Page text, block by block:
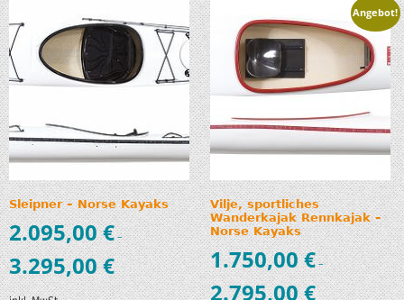
Sleipner – Norse Kayaks
2.095,00€–
3.295,00€
Angebot!
Vilje, sportliches
Wanderkajak Rennkajak –
Norse Kayaks
1.750,00€–
2.795,00€